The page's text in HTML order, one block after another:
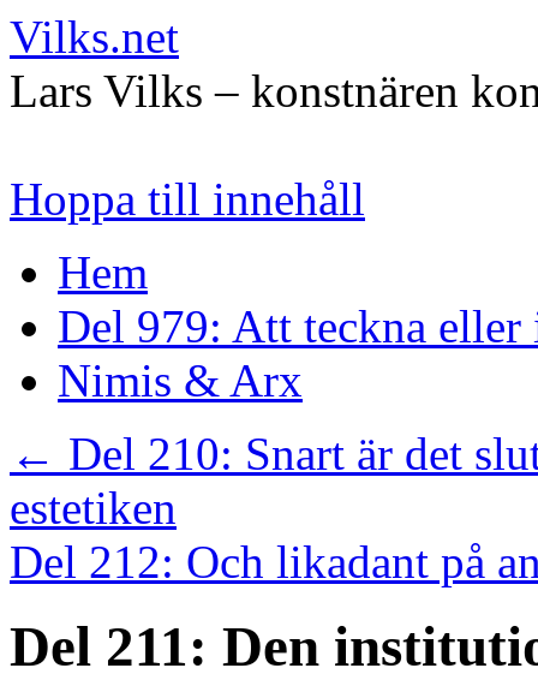
Vilks.net
Lars Vilks – konstnären
Hoppa till innehåll
Hem
Del 979: Att teckna eller
Nimis & Arx
← Del 210: Snart är det
estetiken
Del 212: Och likadant på
Del 211: Den